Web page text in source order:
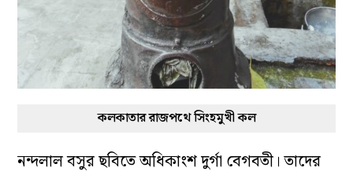
কলকাতার রাজপথে সিংহমুখী কল
নন্দলাল বসুর ছবিতে অধিকাংশ দুর্গা বেগবতী। তাদের